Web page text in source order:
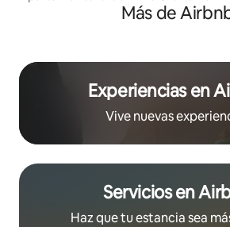
Más de
Experiencias en
Vive nuevas
Servicios en
Haz que tu estancia sea